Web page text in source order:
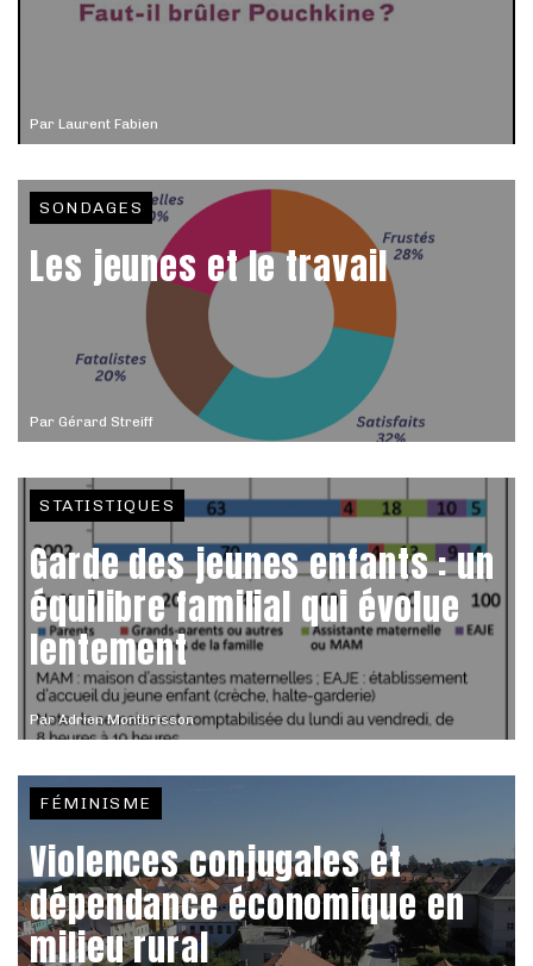
Par Laurent Fabien
Par Gérard Streiff
SONDAGES
Les jeunes et le travail
ParAdrien Montbrisson
STATISTIQUES
Garde des jeunes enfants : un
équilibre familial qui évolue
lentement
FÉMINISME
Violences conjugales et
dépendance économique en
milieu rural